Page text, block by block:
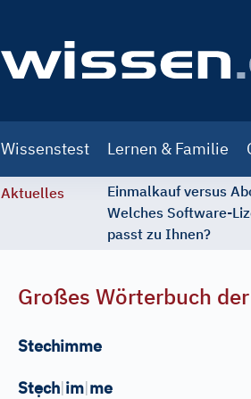
navigation
Wissenstest Lernen & Familie
Aktuelles
Einmalkauf versus
Welches Software-
passt zu Ihnen?
Großes Wörterbuch
Stechimme
Stẹch|im|me